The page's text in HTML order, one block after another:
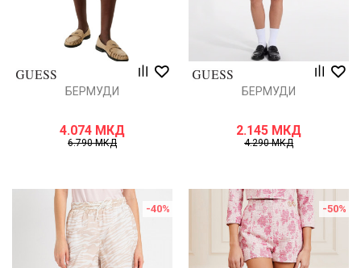
БЕРМУДИ
4.074 МКД
6.790МКД
БЕРМУДИ
2.145 МКД
4.290МКД
-40% -50%